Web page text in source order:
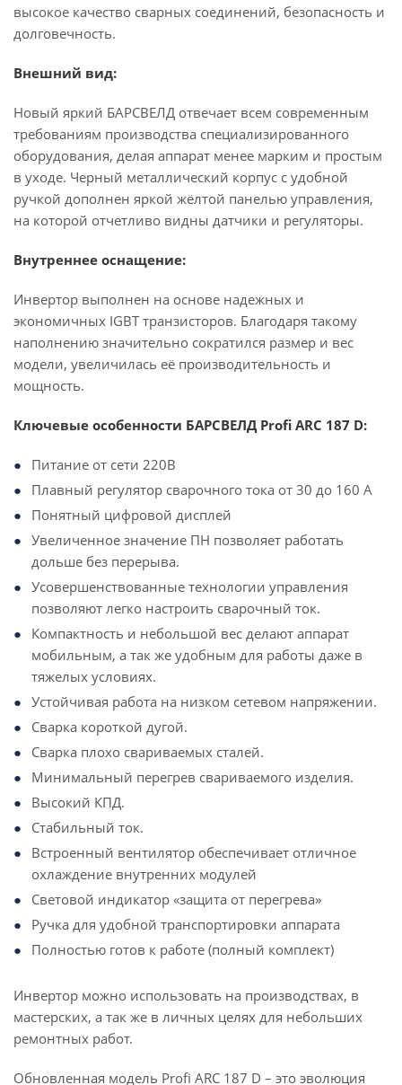
высокое качество сварных соединений, безопасность и
долговечность.
Внешний вид:
Новый яркий БАРСВЕЛД отвечает всем современным
требованиям производства специализированного
оборудования, делая аппарат менее марким и простым
в уходе. Черный металлический корпус с удобной
ручкой дополнен яркой жёлтой панелью управления,
на которой отчетливо видны датчики и регуляторы.
Внутреннее оснащение:
Инвертор выполнен на основе надежных и
экономичных IGBT транзисторов. Благодаря такому
наполнению значительно сократился размер и вес
модели, увеличилась её производительность и
мощность.
Ключевые особенности БАРСВЕЛД Profi ARC 187 D:
Питание от сети 220В
Плавный регулятор сварочного тока от 30 до 160 А
Понятный цифровой дисплей
Увеличенное значение ПН позволяет работать
дольше без перерыва.
Усовершенствованные технологии управления
позволяют легко настроить сварочный ток.
Компактность и небольшой вес делают аппарат
мобильным, а так же удобным для работы даже в
тяжелых условиях.
Устойчивая работа на низком сетевом напряжении.
Сварка короткой дугой.
Сварка плохо свариваемых сталей.
Минимальный перегрев свариваемого изделия.
Высокий КПД.
Стабильный ток.
Встроенный вентилятор обеспечивает отличное
охлаждение внутренних модулей
Световой индикатор «защита от перегрева»
Ручка для удобной транспортировки аппарата
Полностью готов к работе (полный комплект)
Инвертор можно использовать на производствах, в
мастерских, а так же в личных целях для небольших
ремонтных работ.
Обновленная модель Profi ARC 187 D – это эволюция